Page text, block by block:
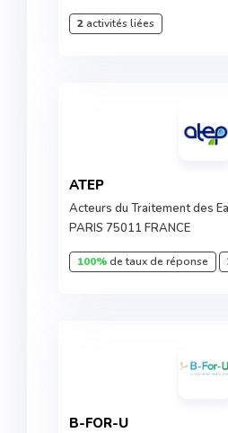
2activités liées
ATEP
Acteurs du Traitement des
PARIS 75011 FRANCE
100%de taux de réponse
B-FOR-U